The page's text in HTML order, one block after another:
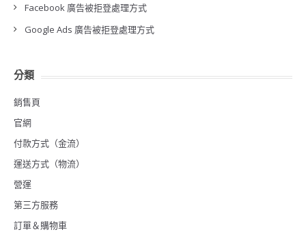
Facebook 廣告被拒登處理方式
Google Ads 廣告被拒登處理方式
分類
銷售頁
官網
付款方式（金流）
運送方式（物流）
營運
第三方服務
訂單＆購物車